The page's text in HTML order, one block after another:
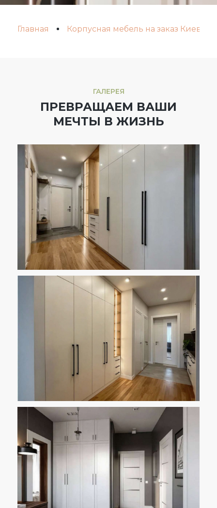
Главная Корпусная мебель на заказ Киев
ГАЛЕРЕЯ
ПРЕВРАЩАЕМ ВАШИ
МЕЧТЫ В ЖИЗНЬ